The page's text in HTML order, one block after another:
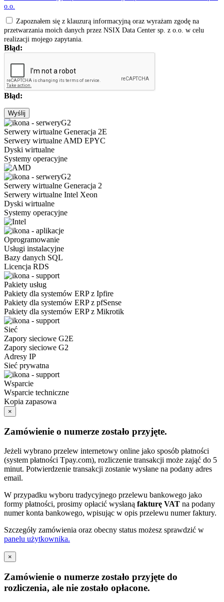
o.o.
Zapoznałem się z klauzurą informacyjną oraz wyrażam zgodę na
przetwarzania moich danych przez NSIX Data Center sp. z o.o. w celu
realizacji mojego zapytania.
Błąd:
Błąd:
Wyślij
Serwery wirtualne Generacja 2E
Serwery wirtualne AMD EPYC
Dyski wirtualne
Systemy operacyjne
Serwery wirtualne Generacja 2
Serwery wirtualne Intel Xeon
Dyski wirtualne
Systemy operacyjne
Oprogramowanie
Usługi instalacyjne
Bazy danych SQL
Licencja RDS
Pakiety usług
Pakiety dla systemów ERP z Ipfire
Pakiety dla systemów ERP z pfSense
Pakiety dla systemów ERP z Mikrotik
Sieć
Zapory sieciowe G2E
Zapory sieciowe G2
Adresy IP
Sieć prywatna
Wsparcie
Wsparcie techniczne
Kopia zapasowa
×
Zamówienie o numerze zostało przyjęte.
Jeżeli wybrano przelew internetowy online jako sposób płatności
(system płatności Tpay.com), rozliczenie transakcji może zająć do 5
minut. Potwierdzenie transakcji zostanie wysłane na podany adres
email.
W przypadku wyboru tradycyjnego przelewu bankowego jako
formy płatności, prosimy opłacić wysłaną fakturę VAT na podany
numer konta bankowego, wpisując w opis przelewu numer faktury.
Szczegóły zamówienia oraz obecny status możesz sprawdzić w
panelu użytkownika.
×
Zamówienie o numerze zostało przyjęte do
rozliczenia, ale nie zostało opłacone.